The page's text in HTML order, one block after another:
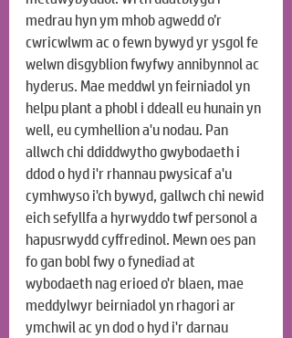
medrau hyn ym mhob agwedd o’r
cwricwlwm ac o fewn bywyd yr ysgol fe
welwn disgyblion fwyfwy annibynnol ac
hyderus. Mae meddwl yn feirniadol yn
helpu plant a phobl i ddeall eu hunain yn
well, eu cymhellion a'u nodau. Pan
allwch chi ddiddwytho gwybodaeth i
ddod o hyd i'r rhannau pwysicaf a'u
cymhwyso i'ch bywyd, gallwch chi newid
eich sefyllfa a hyrwyddo twf personol a
hapusrwydd cyffredinol. Mewn oes pan
fo gan bobl fwy o fynediad at
wybodaeth nag erioed o'r blaen, mae
meddylwyr beirniadol yn rhagori ar
ymchwil ac yn dod o hyd i'r darnau